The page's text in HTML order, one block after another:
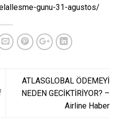
gunu-31-agustos/
ATLASGLOBAL ÖDEMEYİ
NEDEN GECİKTİRİYOR? –
Airline Haber